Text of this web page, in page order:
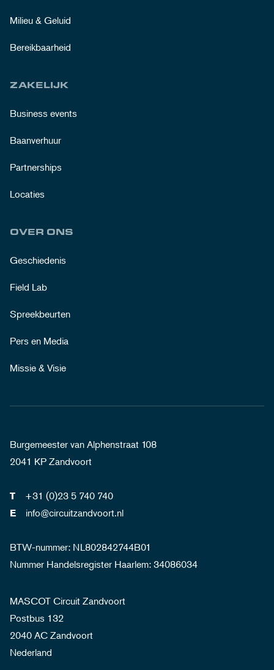
Milieu & Geluid
Bereikbaarheid
ZAKELIJK
Business events
Baanverhuur
Partnerships
Locaties
OVER ONS
Geschiedenis
Field Lab
Spreekbeurten
Pers en Media
Missie & Visie
Burgemeester van Alphenstraat 108
2041 KP Zandvoort
T +31 (0)23 5 740 740
E info@circuitzandvoort.nl
BTW-nummer: NL802842744B01
Nummer Handelsregister Haarlem: 34086034
MASCOT Circuit Zandvoort
Postbus 132
2040 AC Zandvoort
Nederland